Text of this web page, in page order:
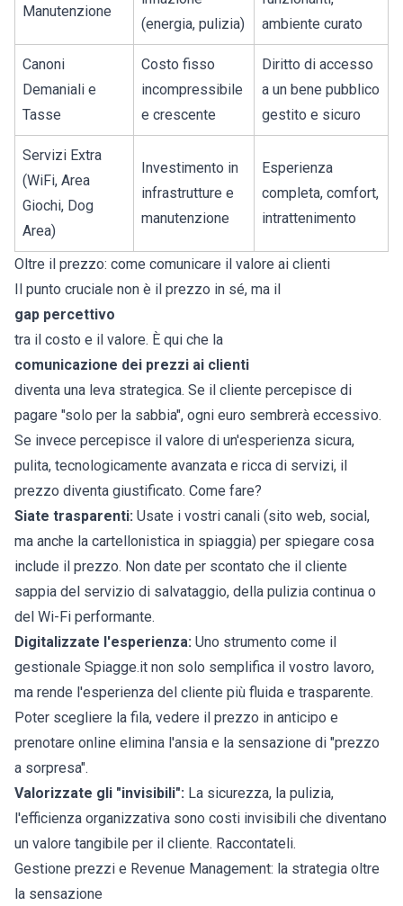
Manutenzione
(energia, pulizia)
ambiente curato
Canoni
Demaniali e
Tasse
Costo fisso
incompressibile
e crescente
Diritto di accesso
a un bene pubblico
gestito e sicuro
Servizi Extra
(WiFi, Area
Giochi, Dog
Area)
Investimento in
infrastrutture e
manutenzione
Esperienza
completa, comfort,
intrattenimento
Oltre il prezzo: come comunicare il valore ai clienti
Il punto cruciale non è il prezzo in sé, ma il
gap percettivo
tra il costo e il valore. È qui che la
comunicazione dei prezzi ai clienti
diventa una leva strategica. Se il cliente percepisce di
pagare "solo per la sabbia", ogni euro sembrerà eccessivo.
Se invece percepisce il valore di un'esperienza sicura,
pulita, tecnologicamente avanzata e ricca di servizi, il
prezzo diventa giustificato. Come fare?
Siate trasparenti: Usate i vostri canali (sito web, social,
ma anche la cartellonistica in spiaggia) per spiegare cosa
include il prezzo. Non date per scontato che il cliente
sappia del servizio di salvataggio, della pulizia continua o
del Wi-Fi performante.
Digitalizzate l'esperienza: Uno strumento come il
gestionale Spiagge.it non solo semplifica il vostro lavoro,
ma rende l'esperienza del cliente più fluida e trasparente.
Poter scegliere la fila, vedere il prezzo in anticipo e
prenotare online elimina l'ansia e la sensazione di "prezzo
a sorpresa".
Valorizzate gli "invisibili": La sicurezza, la pulizia,
l'efficienza organizzativa sono costi invisibili che diventano
un valore tangibile per il cliente. Raccontateli.
Gestione prezzi e Revenue Management: la strategia oltre
la sensazione